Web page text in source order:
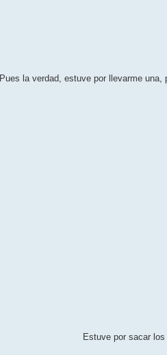
Pues la verdad, estuve por llevarme una,
Estuve por sacar